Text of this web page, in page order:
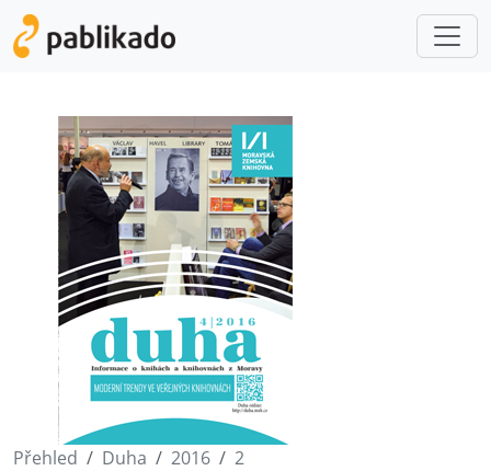
Přehled Duha 2016
2